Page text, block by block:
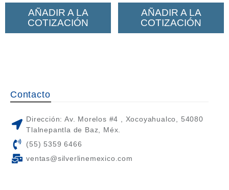
AÑADIR A LA
COTIZACIÓN
AÑADIR A LA
COTIZACIÓN
Contacto
Dirección: Av. Morelos #4 , Xocoyahualco, 54080
Tlalnepantla de Baz, Méx.
(55) 5359 6466
ventas@silverlinemexico.com